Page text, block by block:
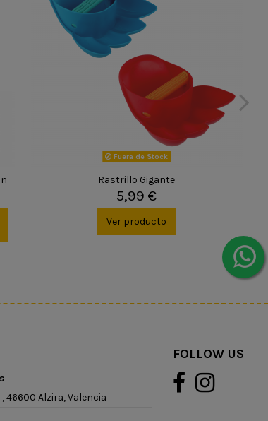
Fuera de Stock
Rastrillo Gigante
5,99 €
Ver producto
46600 Alzira, Valencia
FOLLOW US